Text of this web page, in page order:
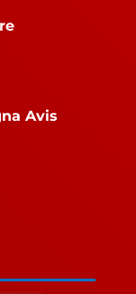
Avis